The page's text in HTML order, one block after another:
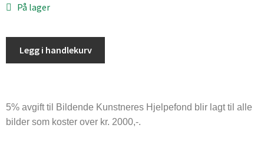
På lager
Legg i handlekurv
5% avgift til Bildende Kunstneres Hjelpefond blir lagt til alle
bilder som koster over kr. 2000,-.